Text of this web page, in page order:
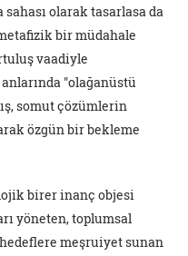
olarak tasarlasa da
bir müdahale
vaadiyle
"olağanüstü
somut çözümlerin
özgün bir bekleme
birer inanç objesi
yöneten, toplumsal
meşruiyet sunan